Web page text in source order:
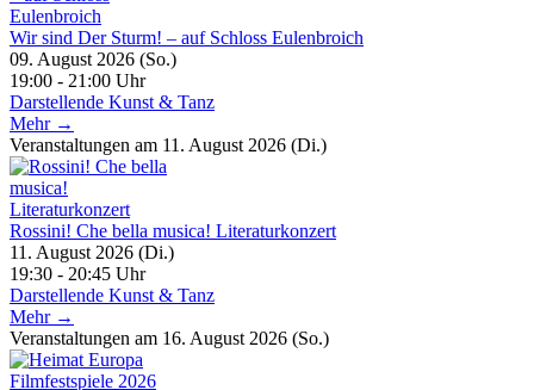
Wir sind Der Sturm! – auf Schloss Eulenbroich
09. August 2026 (So.)
19:00 - 21:00 Uhr
Darstellende Kunst & Tanz
Mehr →
Veranstaltungen am 11. August 2026 (Di.)
Rossini! Che bella musica! Literaturkonzert
11. August 2026 (Di.)
19:30 - 20:45 Uhr
Darstellende Kunst & Tanz
Mehr →
Veranstaltungen am 16. August 2026 (So.)